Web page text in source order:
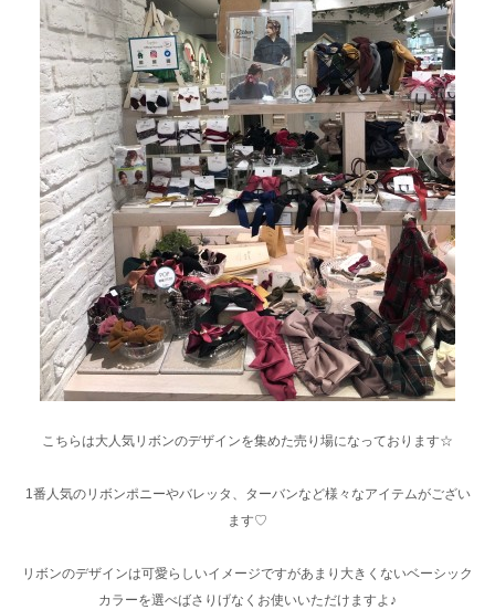
こちらは大人気リボンのデザインを集めた売り場になっております☆
1番人気のリボンポニーやバレッタ、ターバンなど様々なアイテムがござい
ます♡
リボンのデザインは可愛らしいイメージですがあまり大きくないベーシック
カラーを選べばさりげなくお使いいただけますよ♪